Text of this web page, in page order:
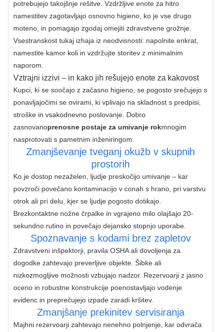
potrebujejo takojšnje rešitve. Vzdržljive enote za hitro
namestitev zagotavljajo osnovno higieno, ko je vse drugo
moteno, in pomagajo zgodaj omejiti zdravstvene grožnje.
Vsestranskost tukaj izhaja iz neodvisnosti: napolnite enkrat,
namestite kamor koli in vzdržujte storitev z minimalnim
naporom.
Vztrajni izzivi – in kako jih rešujejo enote za kakovost
Kupci, ki se soočajo z začasno higieno, se pogosto srečujejo s
ponavljajočimi se ovirami, ki vplivajo na skladnost s predpisi,
stroške in vsakodnevno poslovanje. Dobro
zasnovanoprenosne postaje za umivanje rokmnogim
nasprotovati s pametnim inženiringom.
Zmanjševanje tveganj okužb v skupnih
prostorih
Ko je dostop nezaželen, ljudje preskočijo umivanje – kar
povzroči povečano kontaminacijo v conah s hrano, pri varstvu
otrok ali pri delu, kjer se ljudje pogosto dotikajo.
Brezkontaktne nožne črpalke in vgrajeno milo olajšajo 20-
sekundno rutino in povečajo dejansko stopnjo uporabe.
Spoznavanje s kodami brez zapletov
Zdravstveni inšpektorji, pravila OSHA ali dovoljenja za
dogodke zahtevajo preverljive objekte. Šibke ali
nizkozmogljive možnosti vzbujajo nadzor. Rezervoarji z jasno
oceno in robustne konstrukcije poenostavljajo vodenje
evidenc in preprečujejo izpade zaradi kršitev.
Zmanjšanje prekinitev servisiranja
Majhni rezervoarji zahtevajo nenehno polnjenje, kar odvrača